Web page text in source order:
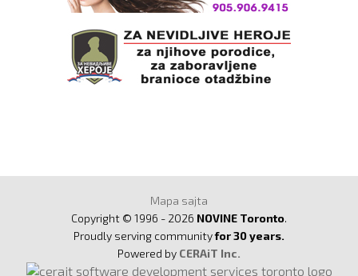
Mapa sajta
Copyright © 1996 - 2026 NOVINE Toronto.
Proudly serving communityfor 30 years.
Powered by CERAiT Inc.